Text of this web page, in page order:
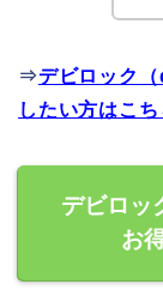
⇒デビロック
したい方はこち
デビロッ
お